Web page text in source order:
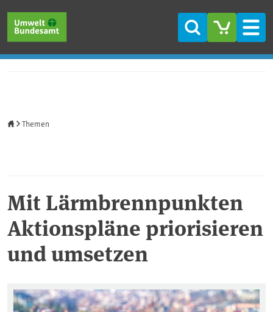
Suche
Themen
Mit Lärmbrennpunkten
Aktionspläne priorisieren
und umsetzen